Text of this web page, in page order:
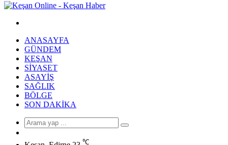
...
ANASAYFA
GÜNDEM
KEŞAN
SIYASET
ASAYIŞ
SAĞLIK
BÖLGE
SON DAKIKA
Arama
Makale
℃